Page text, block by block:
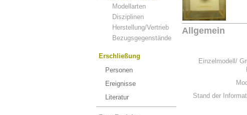
Modellarten
Disziplinen
Herstellung/Vertrieb
Bezugsgegenstände
Erschließung
Personen
Ereignisse
Literatur
Allgemein
Einzelmodell/
Stand der